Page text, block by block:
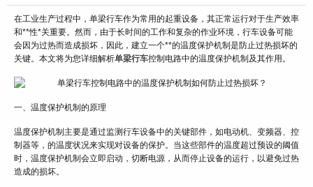
在工业生产过程中，单梁行车作为常用的起重设备，其正常运行对于生产效率
和**性*关重要。然而，由于长时间的工作和复杂的作业环境，行车设备可能
会因为过热而造成损坏，因此，建立一个**的温度保护机制是防止过热损坏的
关键。本文将为您详细解析单梁行车控制电路中的温度保护机制及其作用。
一、温度保护机制的原理
温度保护机制主要是通过监测行车设备中的关键部件，如电动机、变频器、控
制器等，的温度状况来实现对设备的保护。当这些部件的温度超过预设的阈值
时，温度保护机制会立即启动，切断电源，从而停止设备的运行，以避免过热
造成的损坏。